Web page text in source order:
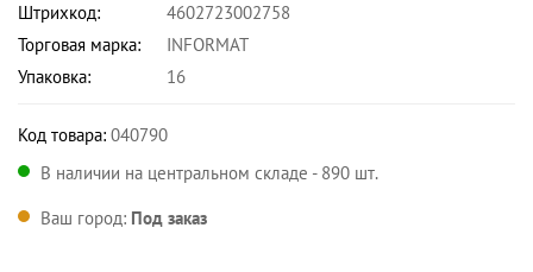
Штрихкод:
4602723002758
Торговая марка:
INFORMAT
Упаковка:
16
Код товара: 040790
В наличии на центральном складе - 890 шт.
Ваш город: Под заказ